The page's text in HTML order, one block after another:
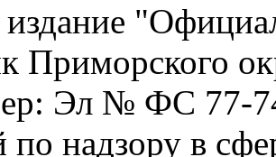
издание
Приморского
Эл № ФС 77-
по надзору в